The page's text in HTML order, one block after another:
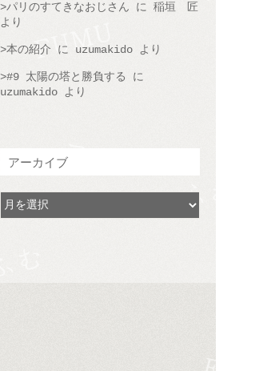
パリのすてきなおじさん に 稲垣 匠
より
本の紹介 に uzumakido より
#9 太陽の塔と勝負する
に
uzumakido より
アーカイブ